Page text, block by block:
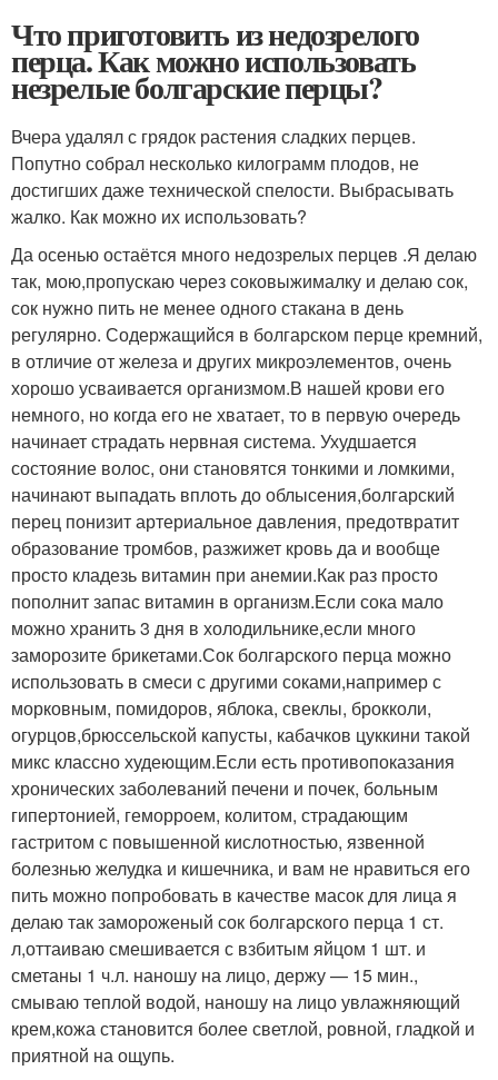
Что приготовить из недозрелого
перца. Как можно использовать
незрелые болгарские перцы?
Вчера удалял с грядок растения сладких перцев.
Попутно собрал несколько килограмм плодов, не
достигших даже технической спелости. Выбрасывать
жалко. Как можно их использовать?
Да осенью остаётся много недозрелых перцев .Я делаю
так, мою,пропускаю через соковыжималку и делаю сок,
сок нужно пить не менее одного стакана в день
регулярно. Содержащийся в болгарском перце кремний,
в отличие от железа и других микроэлементов, очень
хорошо усваивается организмом.В нашей крови его
немного, но когда его не хватает, то в первую очередь
начинает страдать нервная система. Ухудшается
состояние волос, они становятся тонкими и ломкими,
начинают выпадать вплоть до облысения,болгарский
перец понизит артериальное давления, предотвратит
образование тромбов, разжижет кровь да и вообще
просто кладезь витамин при анемии.Как раз просто
пополнит запас витамин в организм.Если сока мало
можно хранить 3 дня в холодильнике,если много
заморозите брикетами.Сок болгарского перца можно
использовать в смеси с другими соками,например с
морковным, помидоров, яблока, свеклы, брокколи,
огурцов,брюссельской капусты, кабачков цуккини такой
микс классно худеющим.Если есть противопоказания
хронических заболеваний печени и почек, больным
гипертонией, геморроем, колитом, страдающим
гастритом с повышенной кислотностью, язвенной
болезнью желудка и кишечника, и вам не нравиться его
пить можно попробовать в качестве масок для лица я
делаю так замороженый сок болгарского перца 1 ст.
л,оттаиваю смешивается с взбитым яйцом 1 шт. и
сметаны 1 ч.л. наношу на лицо, держу — 15 мин.,
смываю теплой водой, наношу на лицо увлажняющий
крем,кожа становится более светлой, ровной, гладкой и
приятной на ощупь.